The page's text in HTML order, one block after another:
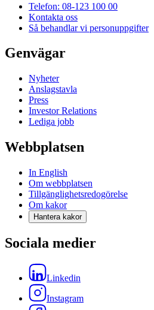
Telefon: 08-123 100 00
Kontakta oss
Så behandlar vi personuppgifter
Genvägar
Nyheter
Anslagstavla
Press
Investor Relations
Lediga jobb
Webbplatsen
In English
Om webbplatsen
Tillgänglighetsredogörelse
Om kakor
Hantera kakor
Sociala medier
Linkedin
Instagram